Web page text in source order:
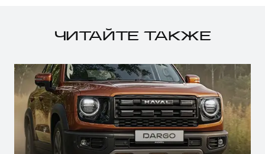
ЧИТАЙТЕ ТАКЖЕ